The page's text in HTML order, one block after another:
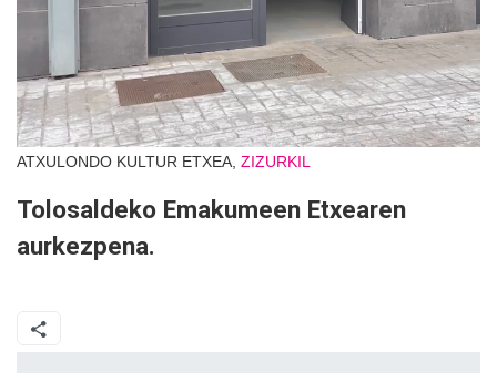
ATXULONDO KULTUR ETXEA, ZIZURKIL
Tolosaldeko Emakumeen Etxearen
aurkezpena.